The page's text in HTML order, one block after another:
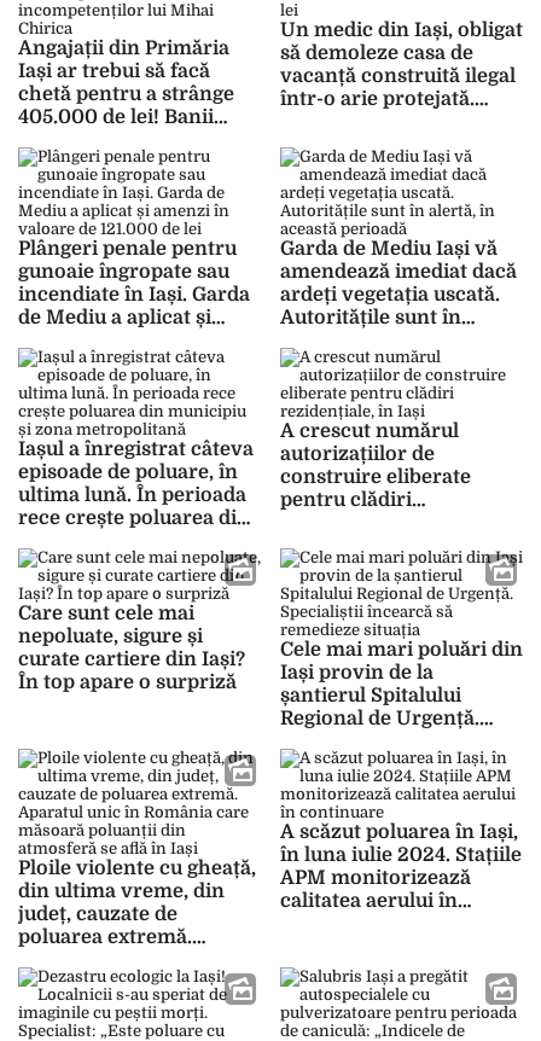
Angajații din Primăria
Iași ar trebui să facă
chetă pentru a strânge
405.000 de lei! Banii
pe amenzi primite din
cauza incompetenților
lui Mihai Chirica
Un medic din Iași, obligat
să demoleze casa de
vacanță construită ilegal
într-o arie protejată.
cu suma de 7.500 de lei
Plângeri penale pentru
gunoaie îngropate sau
incendiate în Iași. Garda
de Mediu a aplicat și
121.000 de lei
Garda de Mediu Iași vă
amendează imediat dacă
ardeți vegetația uscată.
Autoritățile sunt în
perioadă
Iașul a înregistrat câteva
episoade de poluare, în
ultima lună. În perioada
rece crește poluarea din
metropolitană
A crescut numărul
autorizațiilor de
construire eliberate
pentru clădiri
Care sunt cele mai
nepoluate, sigure și
curate cartiere din Iași?
În top apare o surpriză
Cele mai mari poluări din
Iași provin de la
șantierul Spitalului
Regional de Urgență.
remedieze situația
Ploile violente cu gheață,
din ultima vreme, din
județ, cauzate de
poluarea extremă.
România care măsoară
poluanții din atmosferă
se află în Iași
A scăzut poluarea în Iași,
în luna iulie 2024. Stațiile
APM monitorizează
calitatea aerului în